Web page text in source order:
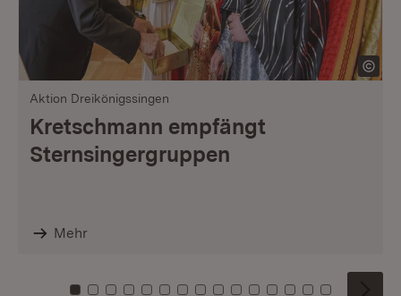
Aktion Dreikönigssingen
Kretschmann empfängt
Sternsingergruppen
Mehr